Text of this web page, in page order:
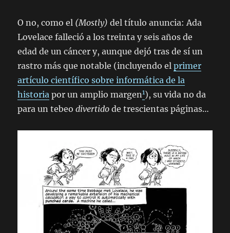
O no, como el (Mostly) del título anuncia: Ada
Lovelace falleció a los treinta y seis años de
edad de un cáncer y, aunque dejó tras de sí un
rastro más que notable (incluyendo elprimer
artículo científico sobre informática de la
historia por un amplio margen1), su vida no da
para un tebeodivertido de trescientas páginas…